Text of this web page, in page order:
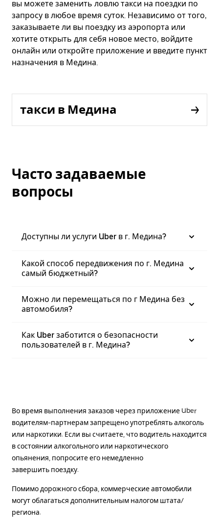
вы можете заменить ловлю такси на поездки по
запросу в любое время суток. Независимо от того,
заказываете ли вы поездку из аэропорта или
хотите открыть для себя новое место, войдите
онлайн или откройте приложение и введите пункт
назначения в Медина.
такси в Медина
Часто задаваемые
вопросы
Доступны ли услуги Uber в г. Медина?
Какой способ передвижения по г. Медина
самый бюджетный?
Можно ли перемещаться по г Медина без
автомобиля?
Как Uber заботится о безопасности
пользователей в г. Медина?
Во время выполнения заказов через приложение Uber
водителям-партнерам запрещено употреблять алкоголь
или наркотики. Если вы считаете, что водитель находится
в состоянии алкогольного или наркотического
опьянения, попросите его немедленно
завершить поездку.
Помимо дорожного сбора, коммерческие автомобили
могут облагаться дополнительным налогом штата/
региона.